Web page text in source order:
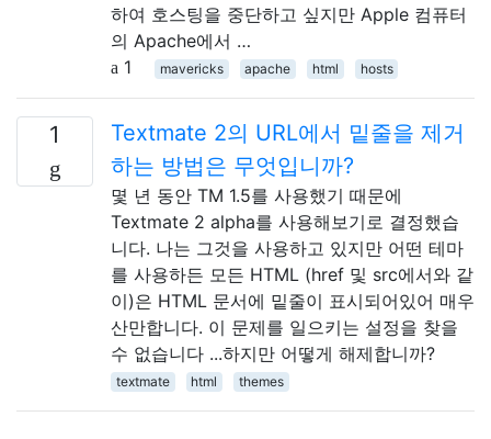
하여 호스팅을 중단하고 싶지만 Apple 컴퓨터
의 Apache에서 …
1
mavericks apache html hosts
1
Textmate 2의 URL에서 밑줄을 제거
하는 방법은 무엇입니까?
몇 년 동안 TM 1.5를 사용했기 때문에
Textmate 2 alpha를 사용해보기로 결정했습
니다. 나는 그것을 사용하고 있지만 어떤 테마
를 사용하든 모든 HTML (href 및 src에서와 같
이)은 HTML 문서에 밑줄이 표시되어있어 매우
산만합니다. 이 문제를 일으키는 설정을 찾을
수 없습니다 ...하지만 어떻게 해제합니까?
textmate html themes